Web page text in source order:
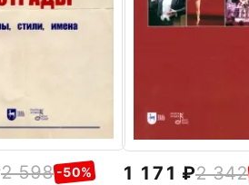
2 598 -50% 1 171 2 342